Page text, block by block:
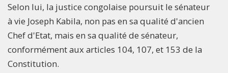
Selon lui, la justice congolaise poursuit le sénateur
à vie Joseph Kabila, non pas en sa qualité d'ancien
Chef d'Etat, mais en sa qualité de sénateur,
conformément aux articles 104, 107, et 153 de la
Constitution.